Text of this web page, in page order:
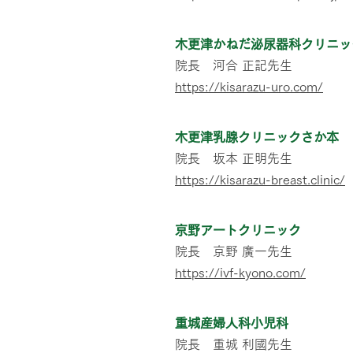
木更津かねだ泌尿器科クリニ
院長 河合 正記先生
https://kisarazu-uro.com/
木更津乳腺クリニックさか本
院長 坂本 正明先生
https://kisarazu-breast.clinic/
京野アートクリニック
院長 京野 廣一先生
https://ivf-kyono.com/
重城産婦人科小児科
院長 重城 利國先生